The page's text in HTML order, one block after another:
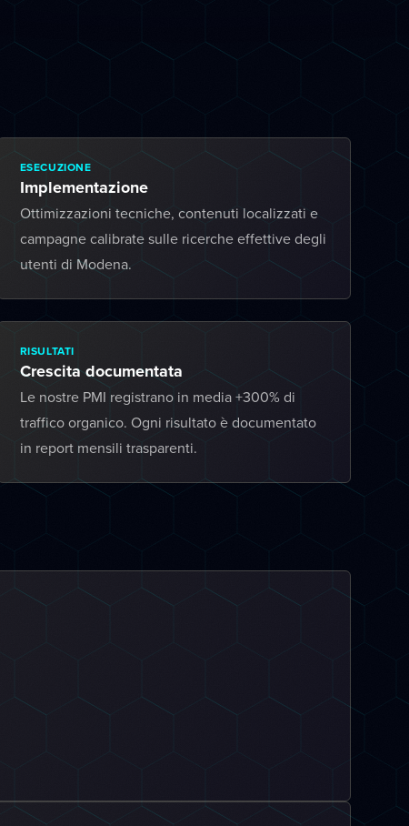
ESECUZIONE
Implementazione
Ottimizzazioni tecniche, contenuti localizzati e
campagne calibrate sulle ricerche effettive degli
utenti di Modena.
RISULTATI
Crescita documentata
Le nostre PMI registrano in media +300% di
traffico organico. Ogni risultato è documentato
in report mensili trasparenti.